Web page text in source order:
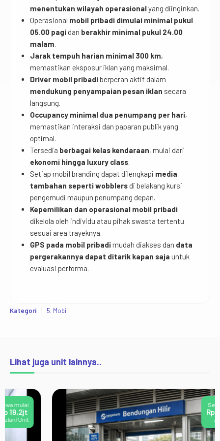
menentukan wilayah operasionalyang diinginkan.
Operasional mobil pribadi dimulai minimal pukul
05.00 pagi dan berakhir minimal pukul 24.00
malam.
Jarak tempuh harian minimal 300 km,
memastikan eksposur iklan yang maksimal.
Driver mobil pribadiberperan aktif dalam
mendukung penyampaian pesan iklan secara
langsung.
Occupancy minimal dua penumpang per hari,
memastikan interaksi dan paparan publik yang
optimal.
Tersedia berbagai kelas kendaraan, mulai dari
ekonomi hingga luxury class.
Setiap mobil branding dapat dilengkapi media
tambahan seperti wobblers di belakang kursi
pengemudi maupun penumpang depan.
Kepemilikan dan operasional mobil pribadi
dikelola oleh individu atau pihak swasta tertentu
sesuai area trayeknya.
GPS pada mobil pribadimudah diakses dan data
pergerakannya dapat ditarik kapan saja untuk
evaluasi performa.
Kategori 5. Mobil
Lihat juga unit lainnya..
Sewa mulai
Rp 1.500jt
/Bulan